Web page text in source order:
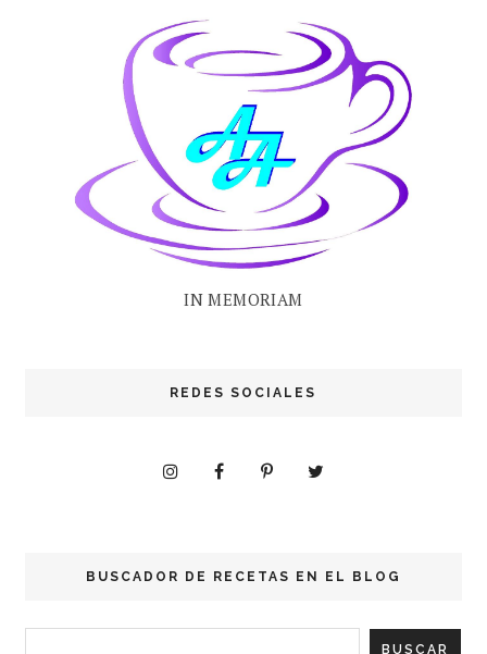
IN MEMORIAM
REDES SOCIALES
BUSCADOR DE RECETAS EN EL BLOG